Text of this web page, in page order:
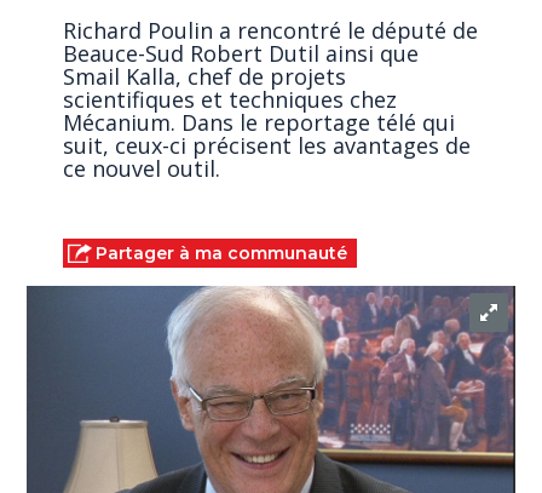
Richard Poulin a rencontré le député de
Beauce-Sud Robert Dutil ainsi que
Smail Kalla, chef de projets
scientifiques et techniques chez
Mécanium. Dans le reportage télé qui
suit, ceux-ci précisent les avantages de
ce nouvel outil.
Partager à ma communauté